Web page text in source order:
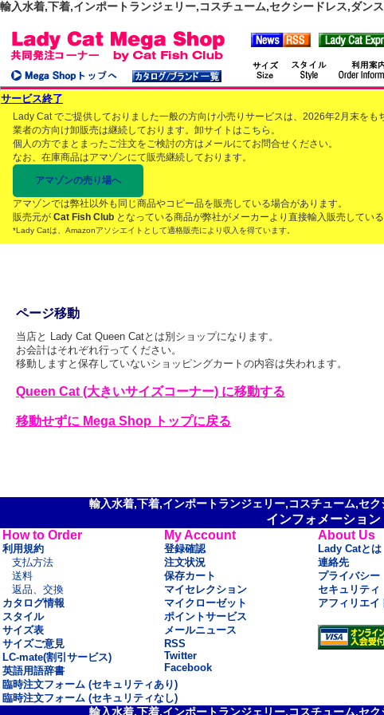
輸入水着,下着,インポートランジェリー,コスチューム,セクシードレス,ダン
サービス終了
Lady Cat でご提供しておりました一般の方向け小売りサービスは、2026年2月末をも
業者の方向け卸販売は継続しております。卸サイトはこちら 。
個人の方でまとまったご注文をご検討の方はメールにてお問合せください。
なお、在庫商品はアマゾンにて販売継続しております。
アマゾンの売り場へ
アマゾンでは弊社以外も同じ商品やコピー品を販売している場合があります。
販売元が Cat Fish Club となっている商品が弊社がメーカーより直接輸入販売している
*Lady Catは、Amazonアソシエイトとして適格販売により収入を得ています。
ページ移動
当店と Lady Cat Queen Catとは別ショップになります。
お会計はそれぞれ行ってください。
移動しますと保存していないショッピングカートの内容は失われます。
Queen Cat (大きいサイズコーナー) に移動する
移動せずに Mega Shop トップに戻る
輸入水着,下着,インポートランジェリー,コスチューム,セ
インフォメーション
How to Order
利用規約
支払方法
送料
返品、交換
カタログ情報
スタイル
サイズ表
サイズご意見
LC-mate(割引サービス)
英語用語辞書
My Account
登録確認
注文状況
保存カート
マイセレクション
マイクローゼット
ポイントサービス
メールニュース
RSS
Twitter
Facebook
About Us
Lady Catとは
連絡先
プライバシー
セキュリティ
アフィリエイ
臨時注文フォーム (セキュリティあり)
臨時注文フォーム (セキュリティなし)
輸入水着,下着,インポートランジェリー,コスチューム,セ